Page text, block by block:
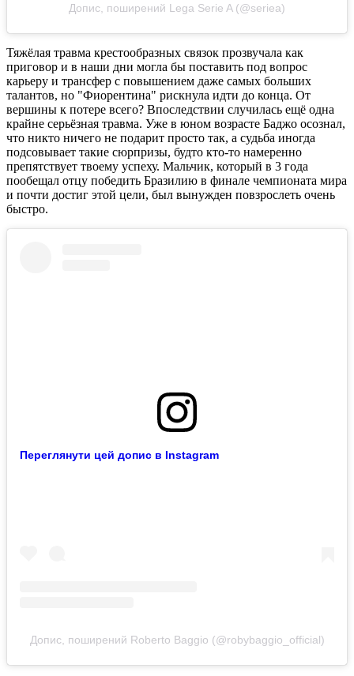
Допис, поширений Lega Serie A (@seriea)
Тяжёлая травма крестообразных связок прозвучала как
приговор и в наши дни могла бы поставить под вопрос
карьеру и трансфер с повышением даже самых больших
талантов, но "Фиорентина" рискнула идти до конца. От
вершины к потере всего? Впоследствии случилась ещё одна
крайне серьёзная травма. Уже в юном возрасте Баджо осознал,
что никто ничего не подарит просто так, а судьба иногда
подсовывает такие сюрпризы, будто кто-то намеренно
препятствует твоему успеху. Мальчик, который в 3 года
пообещал отцу победить Бразилию в финале чемпионата мира
и почти достиг этой цели, был вынужден повзрослеть очень
быстро.
Переглянути цей допис в Instagram
Допис, поширений Roberto Baggio (@robybaggio_official)